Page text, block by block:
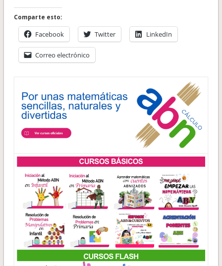
Comparte esto:
Facebook Twitter LinkedIn
Correo electrónico